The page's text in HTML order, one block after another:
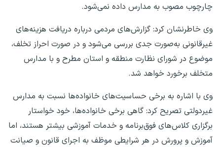
چارچوب مصوب به مدارس داده نمی‌شود.
وی خاطرنشان کرد: گزارش‌های مردمی درباره دریافت هزینه‌های
غیرقانونی به‌صورت جدی بررسی می‌شود و در صورت احراز تخلف،
موضوع در شورای نظارت منطقه و استان مطرح و با مدارس
متخلف برخورد خواهد شد.
وی با اشاره به برخی حساسیت‌های خانواده‌ها نسبت به مدارس
غیردولتی تصریح کرد: گاهی برخی خانواده‌ها، خود خواستار
برگزاری کلاس‌های فوق‌برنامه و خدمات آموزشی بیشتر هستند، اما
آموزش و پرورش در هر شرایطی موظف به اجرای قانون و صیانت